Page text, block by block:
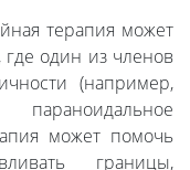
терапия может
один из членов
(например,
может помочь
границы,